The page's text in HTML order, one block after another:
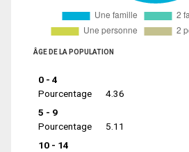
ÂGE DE LA POPULATION
0 - 4
Pourcentage
4.36
5 - 9
Pourcentage
5.11
10 - 14